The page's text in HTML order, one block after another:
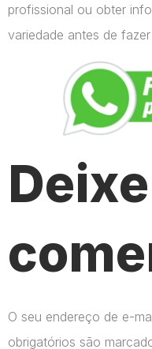
profissional ou obter
variedade antes de
O seu endereço de e-
obrigatórios são